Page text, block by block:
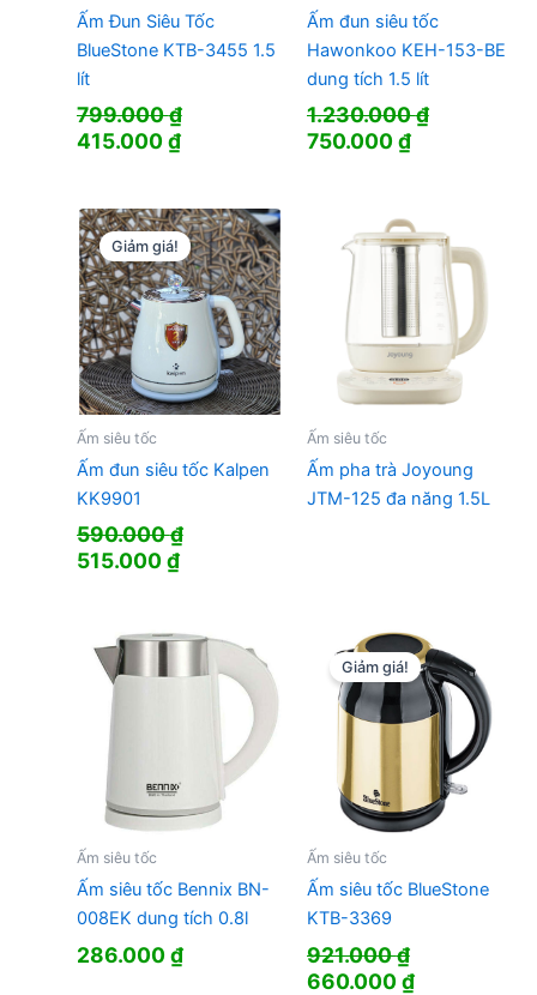
Ấm Đun Siêu Tốc
BlueStone KTB-3455 1.5
lít
799.000₫
Giá
799.000 ₫.
415.000₫Giá
là:
415.000 ₫.
Ấm đun siêu tốc
Hawonkoo KEH-153-BE
dung tích 1.5 lít
1.230.000₫
Giá
1.230.000 ₫.
750.000₫Giá
là:
750.000 ₫.
Giảm giá!
Ấm siêu tốc
Ấm đun siêu tốc Kalpen
KK9901
590.000₫
Giá
590.000 ₫.
515.000₫Giá
là:
515.000 ₫.
Ấm siêu tốc
Ấm pha trà Joyoung
JTM-125 đa năng 1.5L
Ấm siêu tốc
Ấm siêu tốc Bennix BN-
008EK dung tích 0.8l
286.000₫
Giảm giá!
Ấm siêu tốc
Ấm siêu tốc BlueStone
KTB-3369
921.000₫
Giá
660.000₫Giá